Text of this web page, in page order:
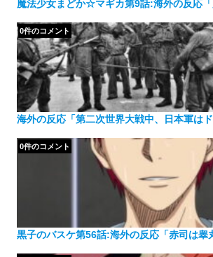
魔法少女まどか☆マギカ第9話:海外の反応
海外の反応「第二次世界大戦中、日本軍は
0件のコメント
黒子のバスケ第56話:海外の反応「赤司は睾
0件のコメント